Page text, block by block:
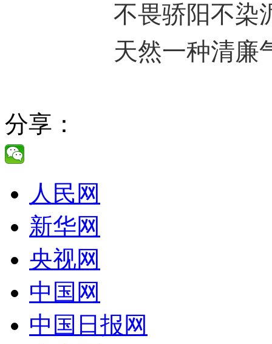
不畏骄阳不染
天然一种清廉
分享：
人民网
新华网
央视网
中国网
中国日报网